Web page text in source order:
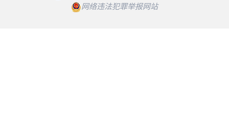
网络违法犯罪举报网站